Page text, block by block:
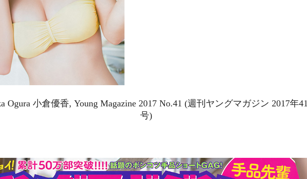
Ogura 小倉優香, Young Magazine 2017 No.41 (週刊ヤングマガジン 2017年41
号)